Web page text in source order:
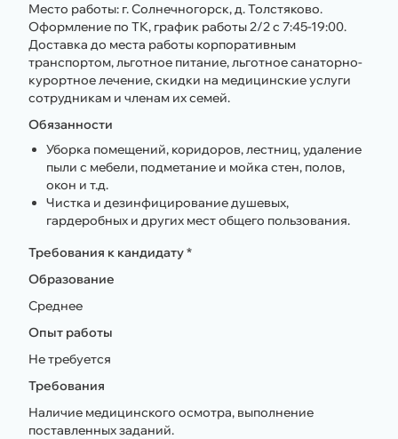
Место работы: г. Солнечногорск, д. Толстяково.
Оформление по ТК, график работы 2/2 с 7:45-19:00.
Доставка до места работы корпоративным
транспортом, льготное питание, льготное санаторно-
курортное лечение, скидки на медицинские услуги
сотрудникам и членам их семей.
Обязанности
Уборка помещений, коридоров, лестниц, удаление
пыли с мебели, подметание и мойка стен, полов,
окон и т.д.
Чистка и дезинфицирование душевых,
гардеробных и других мест общего пользования.
Требования к кандидату *
Образование
Среднее
Опыт работы
Не требуется
Требования
Наличие медицинского осмотра, выполнение
поставленных заданий.